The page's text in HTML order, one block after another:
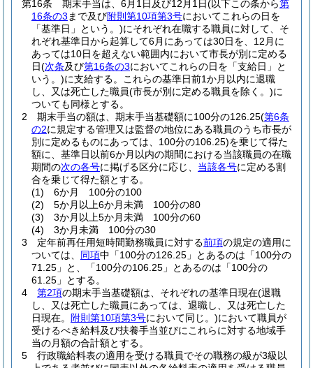
第16条
期末手当は、6月1日及び12月1日(以下この条から第
16条の3 まで及び附則第10項第3号においてこれらの日を
「基準日」という。)にそれぞれ在職する職員に対して、そ
れぞれ基準日から起算して6月にあっては30日を、12月に
あっては10日を超えない範囲内において市長が別に定める
日(次条及び第16条の3においてこれらの日を「支給日」と
いう。)に支給する。
これらの基準日前1か月以内に退職
し、又は死亡した職員(市長が別に定める職員を除く。)に
ついても同様とする。
2
期末手当の額は、期末手当基礎額に100分の126.25(第6条
の2に規定する管理又は監督の地位にある職員のうち市長が
別に定めるものにあっては、100分の106.25)を乗じて得た
額に、基準日以前6か月以内の期間における当該職員の在職
期間の次の各号に掲げる区分に応じ、 当該各号に定める割
合を乗じて得た額とする。
(1)
6か月 100分の100
(2)
5か月以上6か月未満 100分の80
(3)
3か月以上5か月未満 100分の60
(4)
3か月未満 100分の30
3
定年前再任用短時間勤務職員に対する前項の規定の適用に
ついては、 同項中「100分の126.25」とあるのは「100分の
71.25」と、「100分の106.25」とあるのは「100分の
61.25」とする。
4
第2項の期末手当基礎額は、それぞれの基準日現在(退職
し、又は死亡した職員にあっては、退職し、又は死亡した
日現在。
附則第10項第3号において同じ。)において職員が
受けるべき給料及び扶養手当並びにこれらに対する地域手
当の月額の合計額とする。
5
行政職給料表の適用を受ける職員でその職務の級が3級以